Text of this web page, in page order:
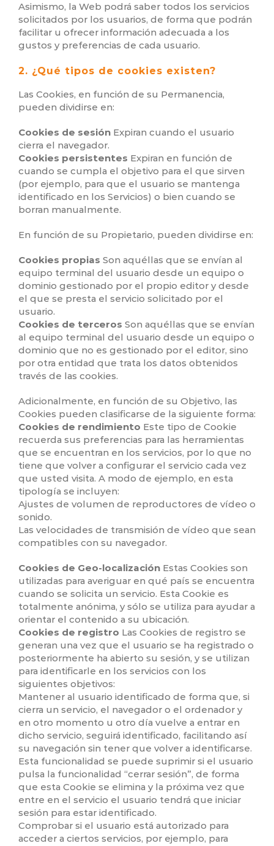
Asimismo, la Web podrá saber todos los servicios
solicitados por los usuarios, de forma que podrán
facilitar u ofrecer información adecuada a los
gustos y preferencias de cada usuario.
2. ¿Qué tipos de cookies existen?
Las Cookies, en función de su Permanencia,
pueden dividirse en:
Cookies de sesión Expiran cuando el usuario
cierra el navegador.
Cookies persistentes Expiran en función de
cuando se cumpla el objetivo para el que sirven
(por ejemplo, para que el usuario se mantenga
identificado en los Servicios) o bien cuando se
borran manualmente.
En función de su Propietario, pueden dividirse en:
Cookies propias Son aquéllas que se envían al
equipo terminal del usuario desde un equipo o
dominio gestionado por el propio editor y desde
el que se presta el servicio solicitado por el
usuario.
Cookies de terceros Son aquéllas que se envían
al equipo terminal del usuario desde un equipo o
dominio que no es gestionado por el editor, sino
por otra entidad que trata los datos obtenidos
través de las cookies.
Adicionalmente, en función de su Objetivo, las
Cookies pueden clasificarse de la siguiente forma:
Cookies de rendimiento Este tipo de Cookie
recuerda sus preferencias para las herramientas
que se encuentran en los servicios, por lo que no
tiene que volver a configurar el servicio cada vez
que usted visita. A modo de ejemplo, en esta
tipología se incluyen:
Ajustes de volumen de reproductores de vídeo o
sonido.
Las velocidades de transmisión de vídeo que sean
compatibles con su navegador.
Cookies de Geo-localización Estas Cookies son
utilizadas para averiguar en qué país se encuentra
cuando se solicita un servicio. Esta Cookie es
totalmente anónima, y sólo se utiliza para ayudar a
orientar el contenido a su ubicación.
Cookies de registro Las Cookies de registro se
generan una vez que el usuario se ha registrado o
posteriormente ha abierto su sesión, y se utilizan
para identificarle en los servicios con los
siguientes objetivos:
Mantener al usuario identificado de forma que, si
cierra un servicio, el navegador o el ordenador y
en otro momento u otro día vuelve a entrar en
dicho servicio, seguirá identificado, facilitando así
su navegación sin tener que volver a identificarse.
Esta funcionalidad se puede suprimir si el usuario
pulsa la funcionalidad “cerrar sesión”, de forma
que esta Cookie se elimina y la próxima vez que
entre en el servicio el usuario tendrá que iniciar
sesión para estar identificado.
Comprobar si el usuario está autorizado para
acceder a ciertos servicios, por ejemplo, para